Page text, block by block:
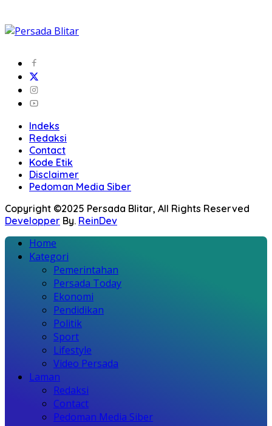
Indeks
Redaksi
Contact
Kode Etik
Disclaimer
Pedoman Media Siber
Copyright ©2025 Persada Blitar, All Rights Reserved
Developper By. ReinDev
Home
Kategori
Pemerintahan
Persada Today
Ekonomi
Pendidikan
Politik
Sport
Lifestyle
Video Persada
Laman
Redaksi
Contact
Pedoman Media Siber